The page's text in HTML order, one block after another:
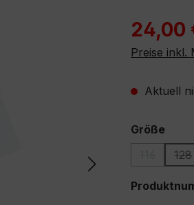
24,00
Preise inkl.
Aktuell
Größe
(Diese
128